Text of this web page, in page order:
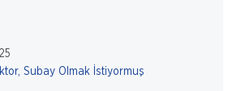
Subay Olmak İstiyormuş